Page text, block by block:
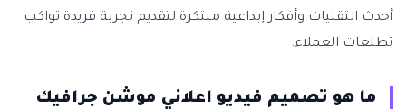
أحدث التقنيات وأفكار إبداعية مبتكرة لتقديم تجربة فريدة تواكب
تطلعات العملاء.
ما هو تصميم فيديو اعلاني موشن جرافيك